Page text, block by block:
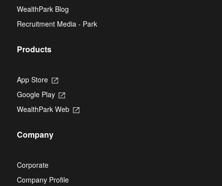
new
tab
WealthPark Blog
Recruitment Media - Park
Products
App Store
Opens
a
new
tab
Google Play
Opens
a
WealthPark Web
Opens
Company
Corporate
Company Profile